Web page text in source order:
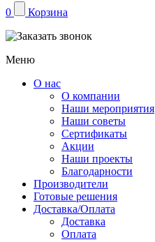
0 Корзина
Меню
О нас
О компании
Наши мероприятия
Наши советы
Сертификаты
Акции
Наши проекты
Благодарности
Производители
Готовые решения
Доставка/Оплата
Доставка
Оплата